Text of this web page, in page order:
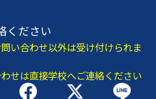
ください
い合わせ以外は受け付けられま
せは直接学校へご連絡ください